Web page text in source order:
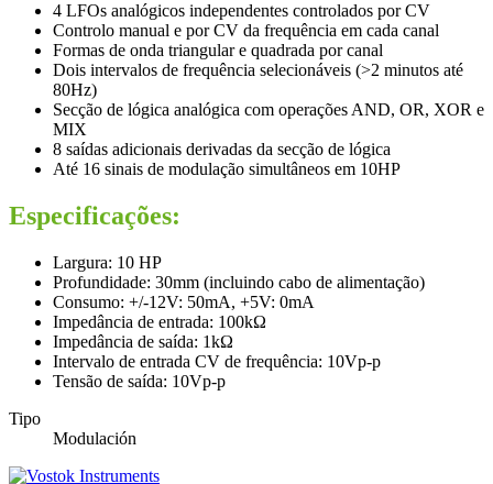
4 LFOs analógicos independentes controlados por CV
Controlo manual e por CV da frequência em cada canal
Formas de onda triangular e quadrada por canal
Dois intervalos de frequência selecionáveis (>2 minutos até
80Hz)
Secção de lógica analógica com operações AND, OR, XOR e
MIX
8 saídas adicionais derivadas da secção de lógica
Até 16 sinais de modulação simultâneos em 10HP
Especificações:
Largura: 10 HP
Profundidade: 30mm (incluindo cabo de alimentação)
Consumo: +/-12V: 50mA, +5V: 0mA
Impedância de entrada: 100kΩ
Impedância de saída: 1kΩ
Intervalo de entrada CV de frequência: 10Vp-p
Tensão de saída: 10Vp-p
Tipo
Modulación